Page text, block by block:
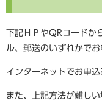
下記ＨＰやQRコード
ル、郵送のいずれかで
インターネットでお申
また、上記方法が難し